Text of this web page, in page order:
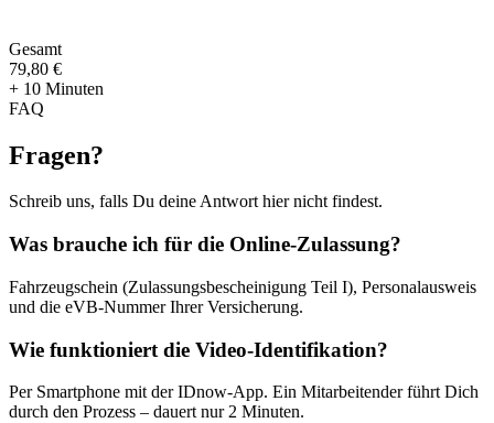
Gesamt
79,80 €
+ 10 Minuten
FAQ
Fragen?
Schreib uns, falls Du deine Antwort hier nicht findest.
Was brauche ich für die Online-Zulassung?
Fahrzeugschein (Zulassungsbescheinigung Teil I), Personalausweis
und die eVB-Nummer Ihrer Versicherung.
Wie funktioniert die Video-Identifikation?
Per Smartphone mit der IDnow-App. Ein Mitarbeitender führt Dich
durch den Prozess – dauert nur 2 Minuten.